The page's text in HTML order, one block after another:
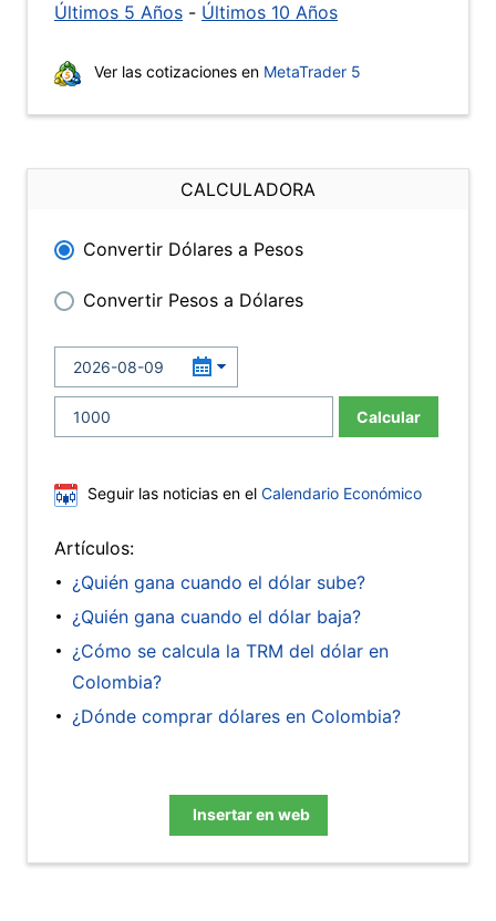
Últimos 5 Años - Últimos 10 Años
Ver las cotizaciones en MetaTrader 5
CALCULADORA
Convertir Dólares a Pesos
Convertir Pesos a Dólares
Calcular
Seguir las noticias en el Calendario Económico
Artículos:
¿Quién gana cuando el dólar sube?
¿Quién gana cuando el dólar baja?
¿Cómo se calcula la TRM del dólar en
Colombia?
¿Dónde comprar dólares en Colombia?
Insertar en web